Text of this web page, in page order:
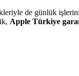
de günlük
Apple Türkiye